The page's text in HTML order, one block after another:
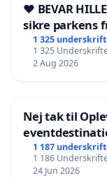
❤️ BEVAR
sikre parkens
1 325
1 325
2 Aug 2026
Nej tak til
lokalområde i
1 187
1 186
24 Jun 2026